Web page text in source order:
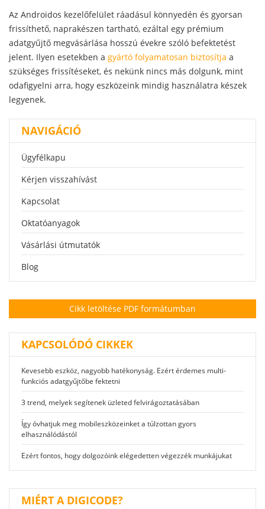
Az Androidos kezelőfelület ráadásul könnyedén és gyorsan
frissíthető, naprakészen tartható, ezáltal egy prémium
adatgyűjtő megvásárlása hosszú évekre szóló befektetést
jelent. Ilyen esetekben a gyártó folyamatosan biztosítja a
szükséges frissítéseket, és nekünk nincs más dolgunk, mint
odafigyelni arra, hogy eszközeink mindig használatra készek
legyenek.
NAVIGÁCIÓ
Ügyfélkapu
Kérjen visszahívást
Kapcsolat
Oktatóanyagok
Vásárlási útmutatók
Blog
Cikk letöltése PDF formátumban
KAPCSOLÓDÓ CIKKEK
Kevesebb eszköz, nagyobb hatékonyság. Ezért érdemes multi-
funkciós adatgyűjtőbe fektetni
3 trend, melyek segítenek üzleted felvirágoztatásában
Így óvhatjuk meg mobileszközeinket a túlzottan gyors
elhasználódástól
Ezért fontos, hogy dolgozóink elégedetten végezzék munkájukat
MIÉRT A DIGICODE?